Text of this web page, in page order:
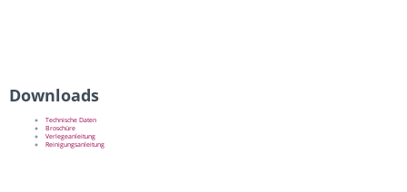
Downloads
Technische Daten
Broschüre
Verlegeanleitung
Reinigungsanleitung